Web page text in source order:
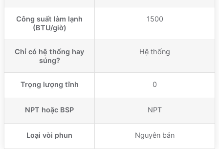
Công suất làm lạnh
(BTU/giờ)
1500
Chỉ có hệ thống hay
súng?
Hệ thống
Trọng lượng tĩnh 0
NPT hoặc BSP NPT
Loại vòi phun Nguyên bản